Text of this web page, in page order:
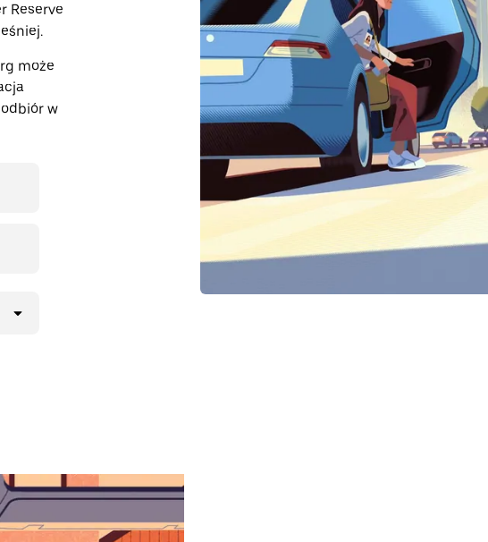
Reserve
może
w